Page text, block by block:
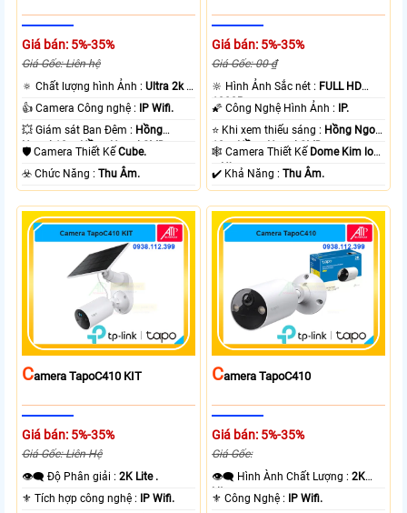
Giá bán: 5%-35%
Giá Gốc: Liên hệ
🔅 Chất lượng hình Ảnh :Ultra 2k +
.
👍 Camera Công nghệ :
IP Wifi.
💥 Giám sát Ban Đêm : Hồng
Ngoại 10m Hồng Ngoại SMD.
🛡 Camera Thiết KếCube.
️☣️ Chức Năng :Thu Âm.
Giá bán: 5%-35%
Giá Gốc: 00 ₫
🔆 Hình Ảnh Sắc nét : FULL HD
1080P .
🌠 Công Nghệ Hình Ảnh :
IP.
⭐ Khi xem thiếu sáng : Hồng Ngoại
10m Hồng Ngoại SMD.
🕸️ Camera Thiết Kế Dome Kim loại
+ Nhựa.
️✔️ Khả Năng :Thu Âm.
CAmera TapoC410 KIT
Giá bán: 5%-35%
Giá Gốc: Liên Hệ
👁️‍🗨 Độ Phân giải :2K Lite .
⚜️ Tích hợp công nghệ :
IP Wifi.
CAmera TapoC410
Giá bán: 5%-35%
Giá Gốc:
👁️‍🗨 Hình Ành Chất Lượng :2K
Lite .
⚜️ Công Nghệ :
IP Wifi.